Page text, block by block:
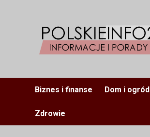
Biznes i finanse Dom i ogród
Zdrowie